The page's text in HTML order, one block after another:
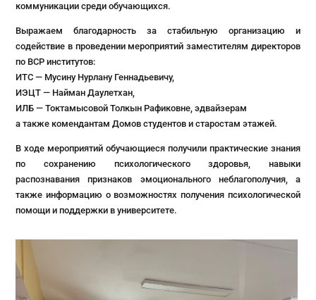
коммуникации среди обучающихся.
Выражаем благодарность за стабильную организацию и
содействие в проведении мероприятий заместителям директоров
по ВСР институтов:
ИТС — Мусину Нурлану Геннадьевичу,
ИЭЦТ — Найман Даулетхан,
ИЛБ — Токтамысовой Толкын Рафиковне, эдвайзерам
а также комендантам Домов студентов и старостам этажей.
В ходе мероприятий обучающиеся получили практические знания
по сохранению психологического здоровья, навыки
распознавания признаков эмоционального неблагополучия, а
также информацию о возможностях получения психологической
помощи и поддержки в университете.